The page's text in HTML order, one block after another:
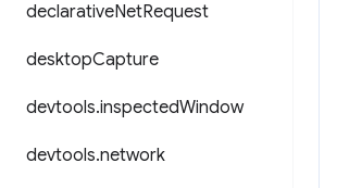
declarativeNetRequest
desktopCapture
devtools.inspectedWindow
devtools.network